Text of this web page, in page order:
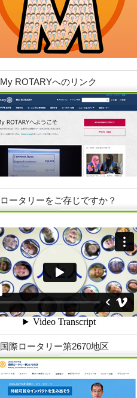
My ROTARYへのリンク
ロータリーをご存じですか？
国際ロータリー第2670地区